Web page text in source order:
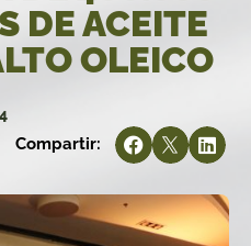
DE ACEITE
OLEICO
Compartir: